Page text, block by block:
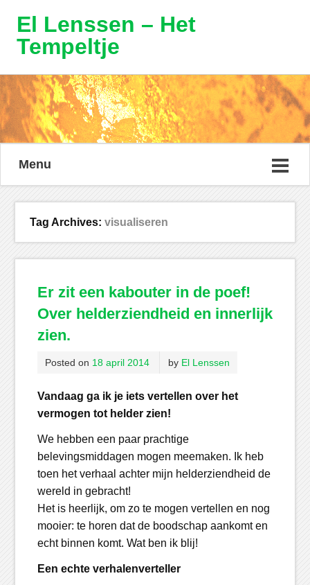
El Lenssen – Het
Tempeltje
Menu
Tag Archives: visualiseren
Er zit een kabouter in de poef!
Over helderziendheid en innerlijk
zien.
Posted on 18 april 2014 by El Lenssen
Vandaag ga ik je iets vertellen over het
vermogen tot helder zien!
We hebben een paar prachtige
belevingsmiddagen mogen meemaken. Ik heb
toen het verhaal achter mijn helderziendheid de
wereld in gebracht!
Het is heerlijk, om zo te mogen vertellen en nog
mooier: te horen dat de boodschap aankomt en
echt binnen komt. Wat ben ik blij!
Een echte verhalenverteller